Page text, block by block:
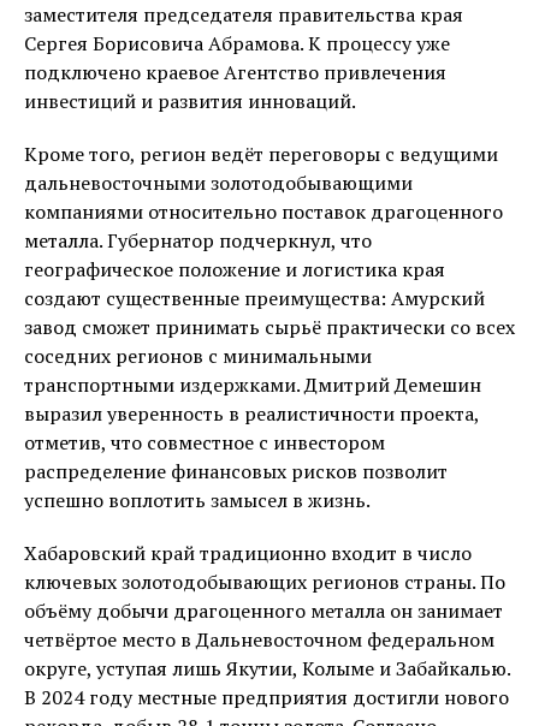
заместителя председателя правительства края
Сергея Борисовича Абрамова. К процессу уже
подключено краевое Агентство привлечения
инвестиций и развития инноваций.
Кроме того, регион ведёт переговоры с ведущими
дальневосточными золотодобывающими
компаниями относительно поставок драгоценного
металла. Губернатор подчеркнул, что
географическое положение и логистика края
создают существенные преимущества: Амурский
завод сможет принимать сырьё практически со всех
соседних регионов с минимальными
транспортными издержками. Дмитрий Демешин
выразил уверенность в реалистичности проекта,
отметив, что совместное с инвестором
распределение финансовых рисков позволит
успешно воплотить замысел в жизнь.
Хабаровский край традиционно входит в число
ключевых золотодобывающих регионов страны. По
объёму добычи драгоценного металла он занимает
четвёртое место в Дальневосточном федеральном
округе, уступая лишь Якутии, Колыме и Забайкалью.
В 2024 году местные предприятия достигли нового